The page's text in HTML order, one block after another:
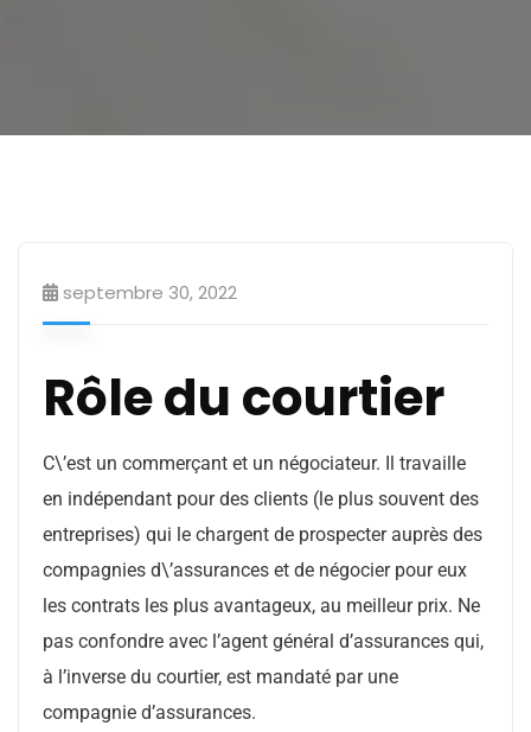
septembre 30, 2022
Rôle du courtier
C\’est un commerçant et un négociateur. Il travaille
en indépendant pour des clients (le plus souvent des
entreprises) qui le chargent de prospecter auprès des
compagnies d\’assurances et de négocier pour eux
les contrats les plus avantageux, au meilleur prix. Ne
pas confondre avec l’agent général d’assurances qui,
à l’inverse du courtier, est mandaté par une
compagnie d’assurances.